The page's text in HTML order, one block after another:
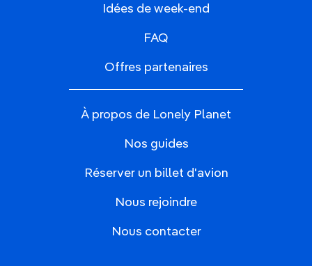
Idées de week-end
FAQ
Offres partenaires
À propos de Lonely Planet
Nos guides
Réserver un billet d'avion
Nous rejoindre
Nous contacter